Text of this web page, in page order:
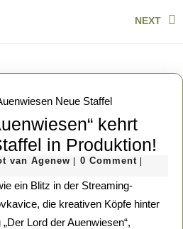
NEXT
kehrt
in Produktion!
van Agenew Erik
van
Agenew
0 Comment
die kreativen Köpfe hinter
Lord der Auenwiesen“,